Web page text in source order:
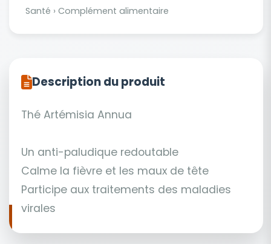
Santé › Complément alimentaire
Description du produit
Thé Artémisia Annua
Un anti-paludique redoutable
Calme la fièvre et les maux de tête
Participe aux traitements des maladies
virales